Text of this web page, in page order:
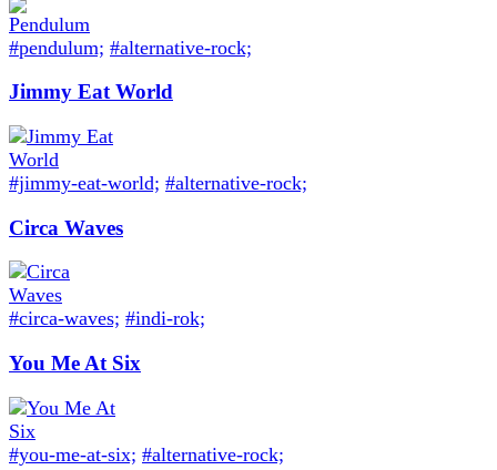
#pendulum; #alternative-rock;
Jimmy Eat World
#jimmy-eat-world; #alternative-rock;
Circa Waves
#circa-waves; #indi-rok;
You Me At Six
#you-me-at-six; #alternative-rock;